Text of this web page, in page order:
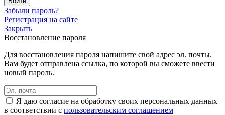
Забыли пароль?
Регистрация на сайте
Закрыть
Восстановление пароля
Для восстановления пароля напишите свой адрес эл. почты.
Вам будет отправлена ссылка, по которой вы сможете ввести
новый пароль.
Я даю согласие на обработку своих персональных данных
в соответствии с пользовательским соглашением